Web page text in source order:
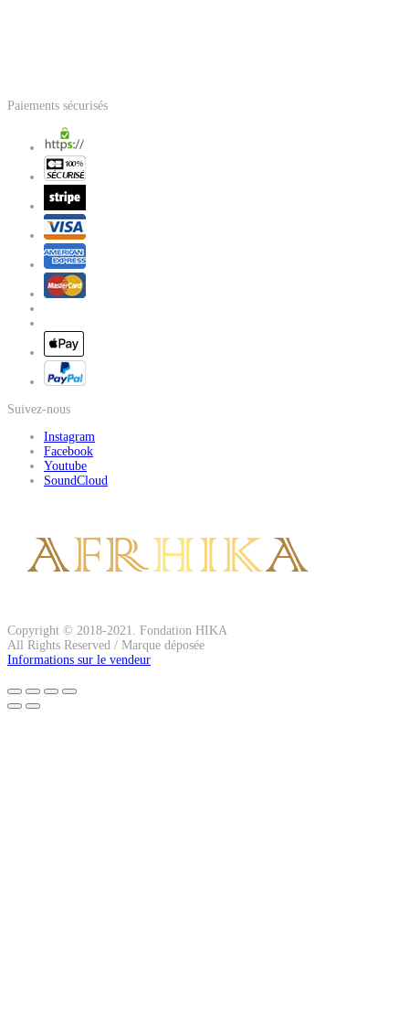
Paiements sécurisés
Suivez-nous
Instagram
Facebook
Youtube
SoundCloud
Copyright © 2018-2021. Fondation HIKA
All Rights Reserved / Marque déposée
Informations sur le vendeur